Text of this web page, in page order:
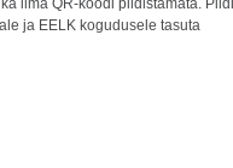
ilma QR-koodi pildistamata.
ja EELK kogudusele tasuta